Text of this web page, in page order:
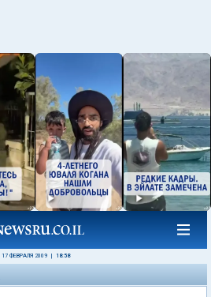
17 ФЕВРАЛЯ 2009 18:58